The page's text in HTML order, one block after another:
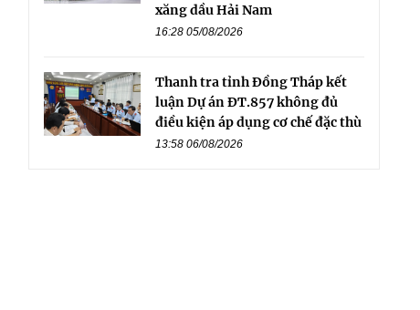
xăng dầu Hải Nam
16:28 05/08/2026
Thanh tra tỉnh Đồng Tháp kết
luận Dự án ĐT.857 không đủ
điều kiện áp dụng cơ chế đặc thù
13:58 06/08/2026